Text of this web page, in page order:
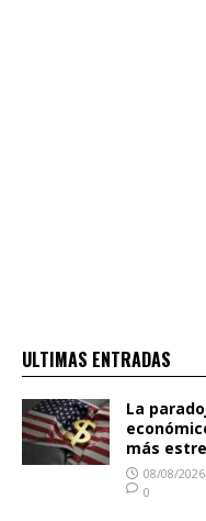
ULTIMAS ENTRADAS
La
más
08/08/2026
0